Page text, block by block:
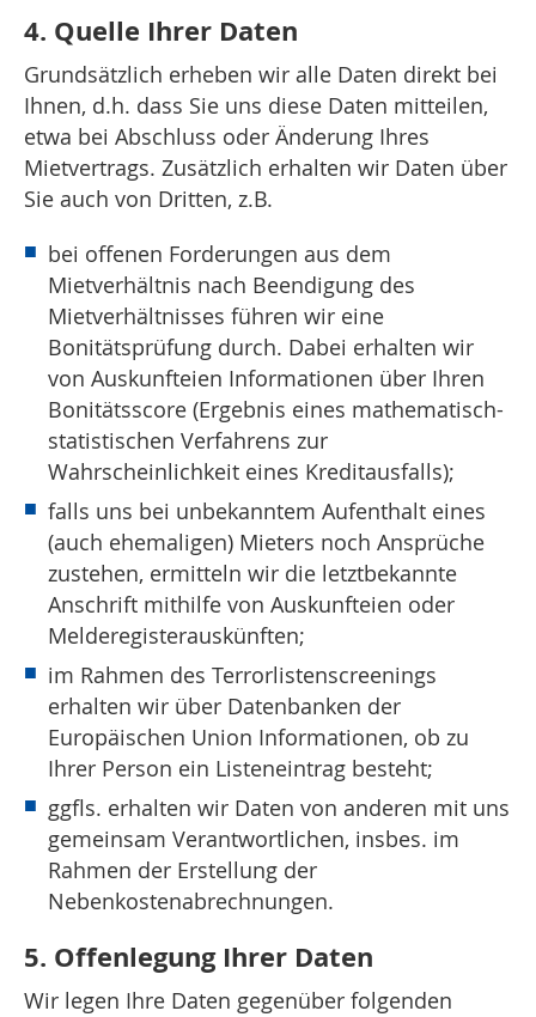
4. Quelle Ihrer Daten
Grundsätzlich erheben wir alle Daten direkt bei
Ihnen, d.h. dass Sie uns diese Daten mitteilen,
etwa bei Abschluss oder Änderung Ihres
Mietvertrags. Zusätzlich erhalten wir Daten über
Sie auch von Dritten, z.B.
bei offenen Forderungen aus dem
Mietverhältnis nach Beendigung des
Mietverhältnisses führen wir eine
Bonitätsprüfung durch. Dabei erhalten wir
von Auskunfteien Informationen über Ihren
Bonitätsscore (Ergebnis eines mathematisch-
statistischen Verfahrens zur
Wahrscheinlichkeit eines Kreditausfalls);
falls uns bei unbekanntem Aufenthalt eines
(auch ehemaligen) Mieters noch Ansprüche
zustehen, ermitteln wir die letztbekannte
Anschrift mithilfe von Auskunfteien oder
Melderegisterauskünften;
im Rahmen des Terrorlistenscreenings
erhalten wir über Datenbanken der
Europäischen Union Informationen, ob zu
Ihrer Person ein Listeneintrag besteht;
ggfls. erhalten wir Daten von anderen mit uns
gemeinsam Verantwortlichen, insbes. im
Rahmen der Erstellung der
Nebenkostenabrechnungen.
5. Offenlegung Ihrer Daten
Wir legen Ihre Daten gegenüber folgenden